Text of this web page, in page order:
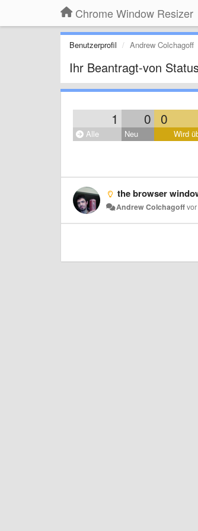
Chrome Window Resizer
Benutzerprofil Andrew Colchagoff
Ihr Beantragt-von
1 0 0
Alle Neu Wird
the browser window can't seem to
Andrew Colchagoff